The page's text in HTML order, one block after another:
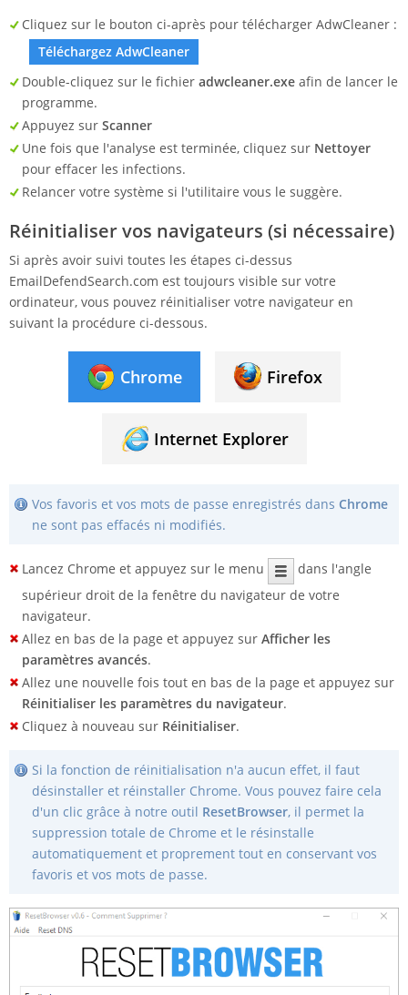
Cliquez sur le bouton ci-après pour télécharger AdwCleaner :
Téléchargez AdwCleaner
Double-cliquez sur le fichier adwcleaner.exe afin de lancer le
programme.
Appuyez sur Scanner
Une fois que l'analyse est terminée, cliquez sur Nettoyer
pour effacer les infections.
Relancer votre système si l'utilitaire vous le suggère.
Réinitialiser vos navigateurs (si nécessaire)
Si après avoir suivi toutes les étapes ci-dessus
EmailDefendSearch.com est toujours visible sur votre
ordinateur, vous pouvez réinitialiser votre navigateur en
suivant la procédure ci-dessous.
Chrome Firefox
Internet Explorer
Vos favoris et vos mots de passe enregistrés dans Chrome
ne sont pas effacés ni modifiés.
Lancez Chrome et appuyez sur le menu
dans l'angle
supérieur droit de la fenêtre du navigateur de votre
navigateur.
Allez en bas de la page et appuyez sur Afficher les
paramètres avancés.
Allez une nouvelle fois tout en bas de la page et appuyez sur
Réinitialiser les paramètres du navigateur.
Cliquez à nouveau sur Réinitialiser.
Si la fonction de réinitialisation n'a aucun effet, il faut
désinstaller et réinstaller Chrome. Vous pouvez faire cela
d'un clic grâce à notre outil ResetBrowser, il permet la
suppression totale de Chrome et le résinstalle
automatiquement et proprement tout en conservant vos
favoris et vos mots de passe.